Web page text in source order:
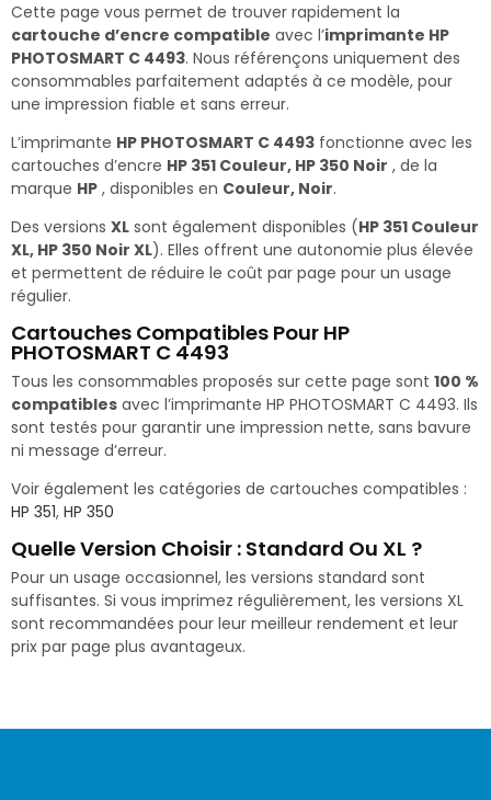
Cette page vous permet de trouver rapidement la
cartouche d’encre compatible avec l’imprimante HP
PHOTOSMART C 4493. Nous référençons uniquement des
consommables parfaitement adaptés à ce modèle, pour
une impression fiable et sans erreur.
L’imprimante HP PHOTOSMART C 4493 fonctionne avec les
cartouches d’encre HP 351 Couleur, HP 350 Noir , de la
marque HP , disponibles en Couleur, Noir.
Des versions XL sont également disponibles (HP 351 Couleur
XL, HP 350 Noir XL). Elles offrent une autonomie plus élevée
et permettent de réduire le coût par page pour un usage
régulier.
Cartouches Compatibles Pour HP
PHOTOSMART C 4493
Tous les consommables proposés sur cette page sont 100 %
compatibles avec l’imprimante HP PHOTOSMART C 4493. Ils
sont testés pour garantir une impression nette, sans bavure
ni message d’erreur.
Voir également les catégories de cartouches compatibles :
HP 351, HP 350
Quelle Version Choisir : Standard Ou XL ?
Pour un usage occasionnel, les versions standard sont
suffisantes. Si vous imprimez régulièrement, les versions XL
sont recommandées pour leur meilleur rendement et leur
prix par page plus avantageux.